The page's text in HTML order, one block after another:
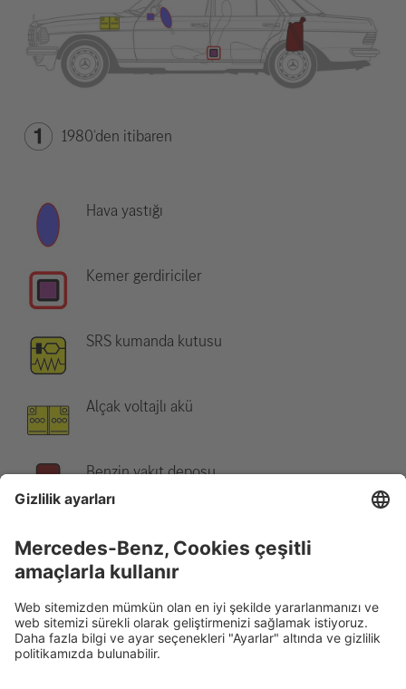
1980‘den itibaren
Hava yastığı
Kemer gerdiriciler
SRS kumanda kutusu
Alçak voltajlı akü
Benzin yakıt deposu
Not:Daha fazla bilgi için lütfenKurtarma Kılavuzu'muza bakınız.